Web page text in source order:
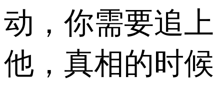
动，你需要追上
他，真相的时候